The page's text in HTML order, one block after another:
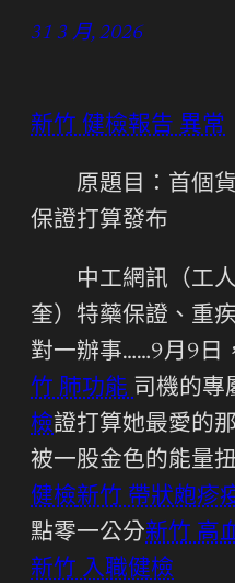
31 3 月, 2026
新竹 健檢報告 異常
原題目：首個貨
保證打算發布
中工網訊（工人
奎）特藥保證、重
對一辦事……9月9日
竹 肺功能 司機的專
檢證打算她最愛的
被一股金色的能量
健檢新竹 帶狀皰疹
點零一公分新竹 高
新竹 入職健檢